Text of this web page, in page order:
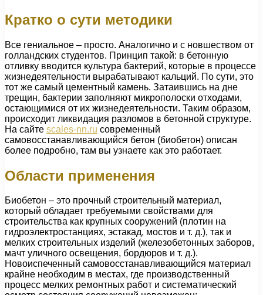
Кратко о сути методики
Все гениальное – просто. Аналогично и с новшеством от
голландских студентов. Принцип такой: в бетонную
отливку вводится культура бактерий, которые в процессе
жизнедеятельности вырабатывают кальций. По сути, это
тот же самый цементный камень. Затаившись на дне
трещин, бактерии заполняют микрополоски отходами,
остающимися от их жизнедеятельности. Таким образом,
происходит ликвидация разломов в бетонной структуре.
На сайте scales-nn.ru современный
самовосстанавливающийся бетон (биобетон) описан
более подробно, там вы узнаете как это работает.
Области применения
Биобетон – это прочный строительный материал,
который обладает требуемыми свойствами для
строительства как крупных сооружений (плотин на
гидроэлектростанциях, эстакад, мостов и т. д.), так и
мелких строительных изделий (железобетонных заборов,
мачт уличного освещения, бордюров и т. д.).
Новоиспеченный самовосстанавливающийся материал
крайне необходим в местах, где производственный
процесс мелких ремонтных работ и систематический